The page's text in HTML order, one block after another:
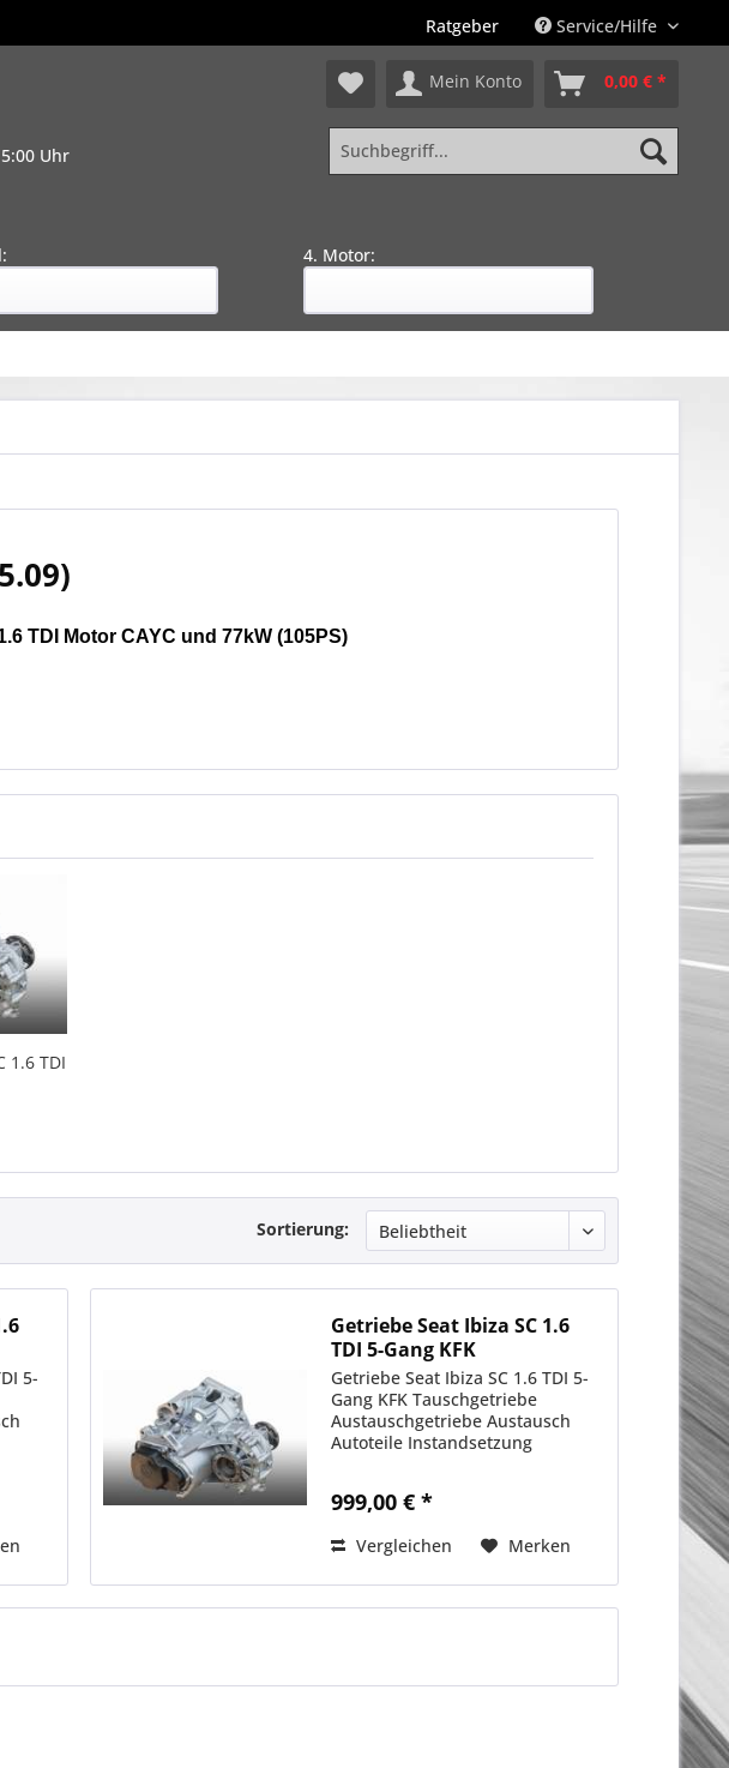
Ratgeber Service/Hilfe
Uhr
Mein Konto 0,00 € *
4. Motor:
TDI Motor CAYC und 77kW (105PS)
1.6 TDI
Sortierung:
5-
Getriebe Seat Ibiza SC 1.6
TDI 5-Gang KFK
Getriebe Seat Ibiza SC 1.6 TDI 5-
Gang KFK Tauschgetriebe
Austauschgetriebe Austausch
Autoteile Instandsetzung
999,00 € *
Vergleichen Merken